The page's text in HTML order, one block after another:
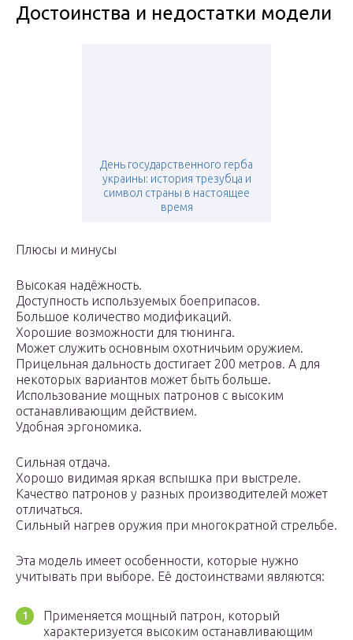
Достоинства и недостатки модели
День государственного герба
украины: история трезубца и
символ страны в настоящее
время
Плюсы и минусы
Высокая надёжность.
Доступность используемых боеприпасов.
Большое количество модификаций.
Хорошие возможности для тюнинга.
Может служить основным охотничьим оружием.
Прицельная дальность достигает 200 метров. А для
некоторых вариантов может быть больше.
Использование мощных патронов с высоким
останавливающим действием.
Удобная эргономика.
Сильная отдача.
Хорошо видимая яркая вспышка при выстреле.
Качество патронов у разных производителей может
отличаться.
Сильный нагрев оружия при многократной стрельбе.
Эта модель имеет особенности, которые нужно
учитывать при выборе. Её достоинствами являются:
Применяется мощный патрон, который
характеризуется высоким останавливающим